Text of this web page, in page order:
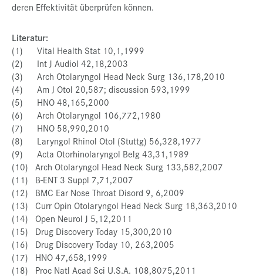
deren Effektivität überprüfen können.
Literatur:
(1) Vital Health Stat 10,1,1999
(2) Int J Audiol 42,18,2003
(3) Arch Otolaryngol Head Neck Surg 136,178,2010
(4) Am J Otol 20,587; discussion 593,1999
(5) HNO 48,165,2000
(6) Arch Otolaryngol 106,772,1980
(7) HNO 58,990,2010
(8) Laryngol Rhinol Otol (Stuttg) 56,328,1977
(9) Acta Otorhinolaryngol Belg 43,31,1989
(10) Arch Otolaryngol Head Neck Surg 133,582,2007
(11) B-ENT 3 Suppl 7,71,2007
(12) BMC Ear Nose Throat Disord 9, 6,2009
(13) Curr Opin Otolaryngol Head Neck Surg 18,363,2010
(14) Open Neurol J 5,12,2011
(15) Drug Discovery Today 15,300,2010
(16) Drug Discovery Today 10, 263,2005
(17) HNO 47,658,1999
(18) Proc Natl Acad Sci U.S.A. 108,8075,2011